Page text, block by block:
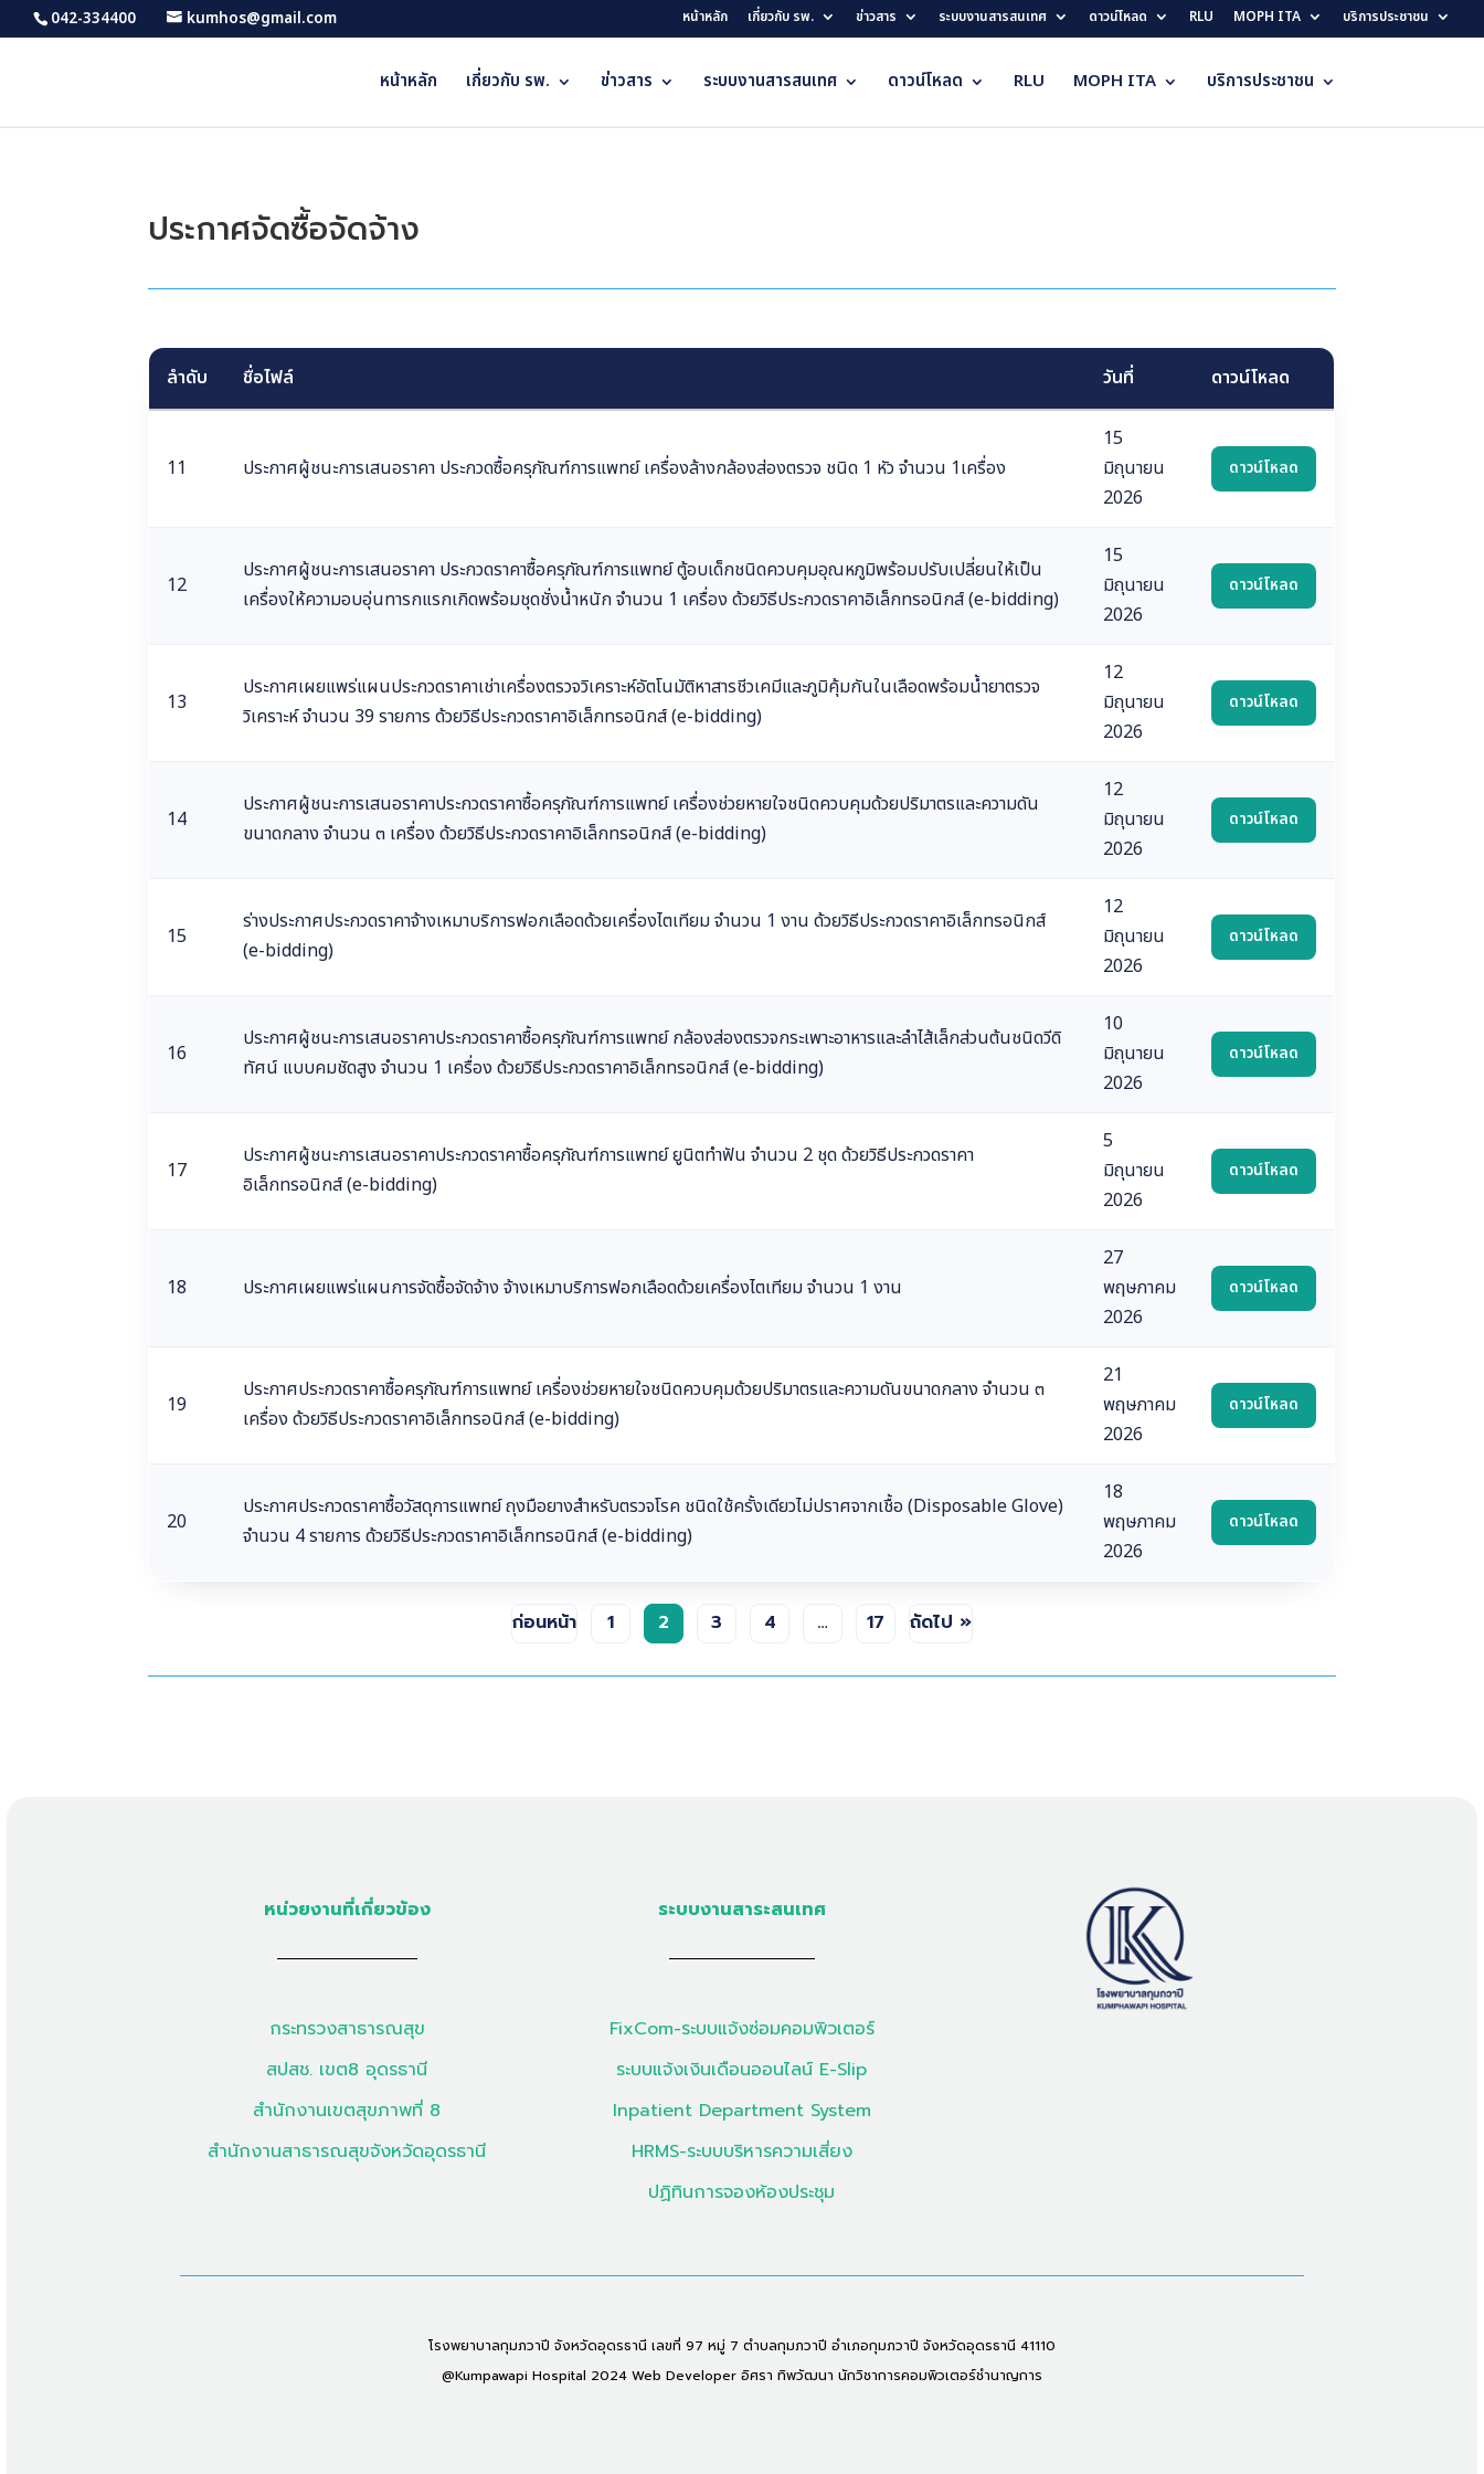
042-334400 kumhos@gmail.com หน้าหลัก เกี่ยวกับ รพ. ข่าวสาร ระบบงานสารสนเทศ ดาวน์โหลด RLU MOPH ITA บริการประชาชน
หน้าหลัก เกี่ยวกับ รพ. ข่าวสาร ระบบงานสารสนเทศ ดาวน์โหลด RLU MOPH ITA บริการประชาชน
ประกาศจัดซื้อจัดจ้าง
ลำดับ ชื่อไฟล์ วันที่ ดาวน์โหลด
11 ประกาศผู้ชนะการเสนอราคา ประกวดซื้อครุภัณฑ์การแพทย์ เครื่องล้างกล้องส่องตรวจ ชนิด 1 หัว จำนวน 1เครื่อง
15
มิถุนายน
2026
ดาวน์โหลด
12
ประกาศผู้ชนะการเสนอราคา ประกวดราคาซื้อครุภัณฑ์การแพทย์ ตู้อบเด็กชนิดควบคุมอุณหภูมิพร้อมปรับเปลี่ยนให้เป็น
เครื่องให้ความอบอุ่นทารกแรกเกิดพร้อมชุดชั่งน้ำหนัก จำนวน 1 เครื่อง ด้วยวิธีประกวดราคาอิเล็กทรอนิกส์ (e-bidding)
15
มิถุนายน
2026
ดาวน์โหลด
13
ประกาศเผยแพร่แผนประกวดราคาเช่าเครื่องตรวจวิเคราะห์อัตโนมัติหาสารชีวเคมีและภูมิคุ้มกันในเลือดพร้อมน้ำยาตรวจ
วิเคราะห์ จำนวน 39 รายการ ด้วยวิธีประกวดราคาอิเล็กทรอนิกส์ (e-bidding)
12
มิถุนายน
2026
ดาวน์โหลด
14
ประกาศผู้ชนะการเสนอราคาประกวดราคาซื้อครุภัณฑ์การแพทย์ เครื่องช่วยหายใจชนิดควบคุมด้วยปริมาตรและความดัน
ขนาดกลาง จำนวน ๓ เครื่อง ด้วยวิธีประกวดราคาอิเล็กทรอนิกส์ (e-bidding)
12
มิถุนายน
2026
ดาวน์โหลด
15
ร่างประกาศประกวดราคาจ้างเหมาบริการฟอกเลือดด้วยเครื่องไตเทียม จำนวน 1 งาน ด้วยวิธีประกวดราคาอิเล็กทรอนิกส์
(e-bidding)
12
มิถุนายน
2026
ดาวน์โหลด
16
ประกาศผู้ชนะการเสนอราคาประกวดราคาซื้อครุภัณฑ์การแพทย์ กล้องส่องตรวจกระเพาะอาหารและลำไส้เล็กส่วนต้นชนิดวีดิ
ทัศน์ แบบคมชัดสูง จำนวน 1 เครื่อง ด้วยวิธีประกวดราคาอิเล็กทรอนิกส์ (e-bidding)
10
มิถุนายน
2026
ดาวน์โหลด
17
ประกาศผู้ชนะการเสนอราคาประกวดราคาซื้อครุภัณฑ์การแพทย์ ยูนิตทำฟัน จำนวน 2 ชุด ด้วยวิธีประกวดราคา
อิเล็กทรอนิกส์ (e-bidding)
5
มิถุนายน
2026
ดาวน์โหลด
18 ประกาศเผยแพร่แผนการจัดซื้อจัดจ้าง จ้างเหมาบริการฟอกเลือดด้วยเครื่องไตเทียม จำนวน 1 งาน
27
พฤษภาคม
2026
ดาวน์โหลด
19
ประกาศประกวดราคาซื้อครุภัณฑ์การแพทย์ เครื่องช่วยหายใจชนิดควบคุมด้วยปริมาตรและความดันขนาดกลาง จำนวน ๓
เครื่อง ด้วยวิธีประกวดราคาอิเล็กทรอนิกส์ (e-bidding)
21
พฤษภาคม
2026
ดาวน์โหลด
20
ประกาศประกวดราคาซื้อวัสดุการแพทย์ ถุงมือยางสำหรับตรวจโรค ชนิดใช้ครั้งเดียวไม่ปราศจากเชื้อ (Disposable Glove)
จำนวน 4 รายการ ด้วยวิธีประกวดราคาอิเล็กทรอนิกส์ (e-bidding)
18
พฤษภาคม
2026
ดาวน์โหลด
ก่อนหน้า 1 2 3 4 … 17 ถัดไป »
หน่วยงานที่เกี่ยวข้อง
กระทรวงสาธารณสุข
สปสช. เขต8 อุดรธานี
สำนักงานเขตสุขภาพที่ 8
สำนักงานสาธารณสุขจังหวัดอุดรธานี
ระบบงานสาระสนเทศ
FixCom-ระบบแจ้งซ่อมคอมพิวเตอร์
ระบบแจ้งเงินเดือนออนไลน์ E-Slip
Inpatient Department System
HRMS-ระบบบริหารความเสี่ยง
ปฏิทินการจองห้องประชุม
โรงพยาบาลกุมภวาปี จังหวัดอุดรธานี เลขที่ 97 หมู่ 7 ตำบลกุมภวาปี อำเภอกุมภวาปี จังหวัดอุดรธานี 41110
@Kumpawapi Hospital 2024 Web Developer อิศรา ทิพวัฒนา นักวิชาการคอมพิวเตอร์ชำนาญการ